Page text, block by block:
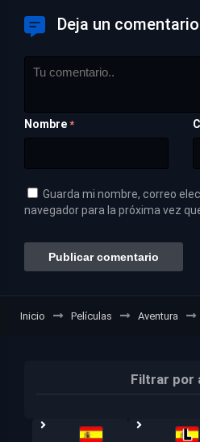
Deja un comentario
Nombre *
Guarda mi nombre, correo
navegador para la próxima vez
Inicio Películas Aventura
Filtrar por